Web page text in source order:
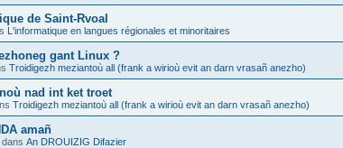
de Saint-Rvoal
L'informatique en langues régionales et minoritaires
gant Linux ?
Troidigezh meziantoù all (frank a wirioù evit an darn vrasañ anezho)
nad int ket troet
Troidigezh meziantoù all (frank a wirioù evit an darn vrasañ anezho)
amañ
dans An DROUIZIG Difazier